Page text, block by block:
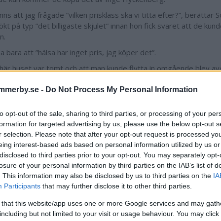
- Do Not Process My Personal Information
opt-out of the sale, sharing to third parties, or processing of your
for targeted advertising by us, please use the below opt-out
selection. Please note that after your opt-out request is processed
interest-based ads based on personal information utilized by us
to third parties prior to your opt-out. You may separately
of your personal information by third parties on the IAB’s list of
This information may also be disclosed by us to third parties on the
Participants that may further disclose it to other third parties.
that this website/app uses one or more Google services and may
but not limited to your visit or usage behaviour. You may
att jag frågade ”vilken prisklass ska vi titta efter?”, berättar
på typ ”det billigaste skjulet” innan hon fick svaret att de
bara att ”hälsa har inget pris, jag köper det”.
huset var tomt och att man kunde flytta in omgående blev
ytterst tacksamma mot Inge. Det är helt fantastiskt att det finns
säger Rickard.
bara bott i Hultsfred i 1,5 år när branden var, fortsätter Sofie
inom hemtjänsten i Tuna. Jag hade aldrig kunnat tro att så
på oss. Vi känner ju egentligen ingen här, men kollegor samlade
till skor och kläder som låg fint staplade i storleksordning. Vi fick
Vill ge tillbaka
och Rickard öppna upp sitt hem i jul, och bjuder in andra att
var Hultsfredspremiär julen 2024.